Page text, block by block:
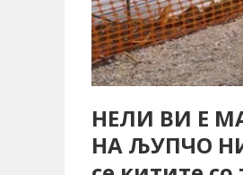
НЕЛИ ВИ Е
НА ЉУПЧО